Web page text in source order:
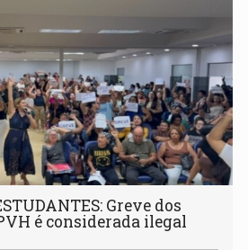
Greve dos
é considerada ilegal